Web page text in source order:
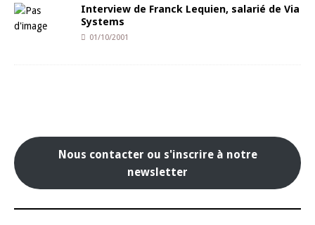
Interview de Franck Lequien, salarié de Via
Systems
01/10/2001
Nous contacter ou s'inscrire à notre
newsletter